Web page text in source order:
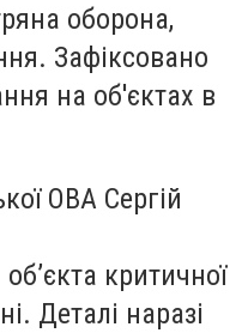
оборона,
Зафіксовано
на об'єктах в
ОВА Сергій
критичної
Деталі наразі